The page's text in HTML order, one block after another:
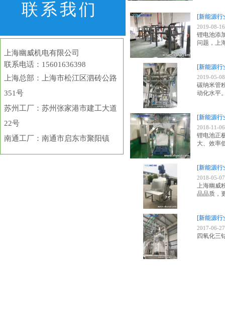
[新能源行
2019-08-16
锂电池添
问题，上
[新能源行
2019-05-08
碳纳米管
动化水平
[新能源行
2018-11-06
锂电池正
大、效率
[新能源行
2018-05-07
上海幽威
品品质，
[新能源行
2017-06-27
四氧化三
联系我们
上海幽威机电有限公司
联系电话：15601636398
上海总部 ：上海市松江区泗砖公路
351号
苏州工厂：苏州张家港市建工大道
22号
南通工厂：南通市启东市聚阳镇